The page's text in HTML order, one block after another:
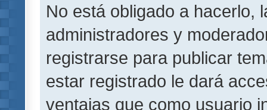
No está obligado a hacerlo,
administradores y
registrarse para publicar
estar registrado le dará
ventajas que como usuario